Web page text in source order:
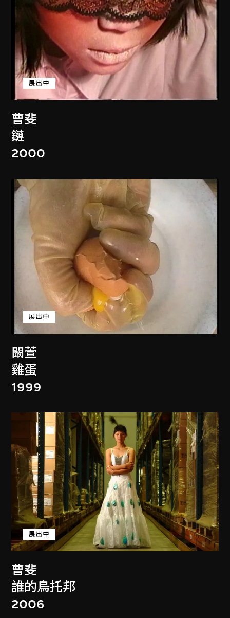
曹斐
展出中
鏈
2000
闞萱
展出中
雞蛋
1999
曹斐
展出中
誰的烏托邦
2006